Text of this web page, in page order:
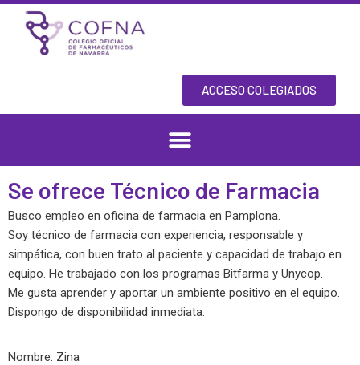
Skip
content
ACCESO COLEGIADOS
Se ofrece Técnico de Farmacia
Busco empleo en oficina de farmacia en Pamplona.
Soy técnico de farmacia con experiencia, responsable y
simpática, con buen trato al paciente y capacidad de trabajo en
equipo. He trabajado con los programas Bitfarma y Unycop.
Me gusta aprender y aportar un ambiente positivo en el equipo.
Dispongo de disponibilidad inmediata.
Nombre: Zina